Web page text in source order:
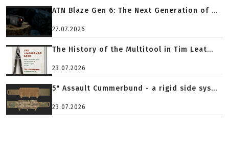
ATN Blaze Gen 6: The Next Generation of ...
27.07.2026
The History of the Multitool in Tim Leat...
23.07.2026
5" Assault Cummerbund - a rigid side sys...
23.07.2026